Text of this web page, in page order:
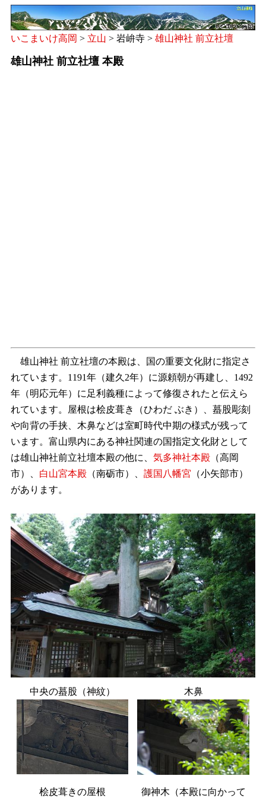
いこまいけ高岡 > 立山 > 岩峅寺 > 雄山神社 前立社壇
雄山神社 前立社壇 本殿
雄山神社 前立社壇の本殿は、国の重要文化財に指定さ
れています。1191年（建久2年）に源頼朝が再建し、1492
年（明応元年）に足利義種によって修復されたと伝えら
れています。屋根は桧皮葺き（ひわだ ぶき）、蟇股彫刻
や向背の手挟、木鼻などは室町時代中期の様式が残って
います。富山県内にある神社関連の国指定文化財として
は雄山神社前立社壇本殿の他に、 気多神社本殿 （高岡
市）、 白山宮本殿 （南砺市）、 護国八幡宮 （小矢部市）
があります。
中央の蟇股（神紋） 木鼻
桧皮葺きの屋根 御神木（本殿に向かって